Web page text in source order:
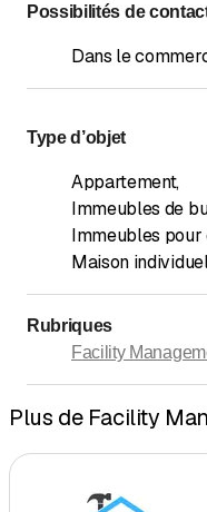
Possibilités de
Dans le
Type d’objet
Appartement,
Immeubles de
Immeubles
Maison
Rubriques
Facility
Plus de Facility